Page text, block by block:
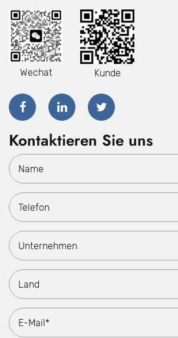
Wechat Kunde
Kontaktieren Sie uns